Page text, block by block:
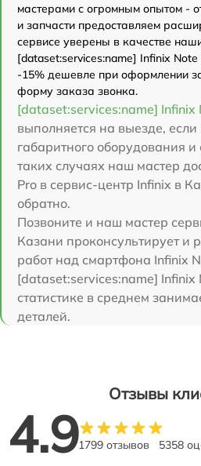
мастерами с огромным опытом -
и запчасти предоставляем
сервисе уверены в качестве
[dataset:services:name] Infinix Note
-15% дешевле при оформлении
форму заказа звонка.
[dataset:services:name] Infinix
выполняется на выезде, если
габаритного оборудования
таких случаях наш мастер
Pro в сервис-центр Infinix в
обратно.
Позвоните и наш мастер
Казани проконсультирует и
работ над смартфона Infinix
[dataset:services:name]
статистике в среднем
деталей.
Отзывы
4.91799 отзывов 5358